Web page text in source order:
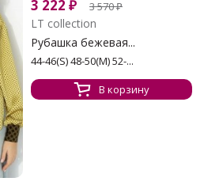
3 222 ₽ 3 570₽
LT collection
Рубашка бежевая...
44-46(S) 48-50(М) 52-...
В корзину